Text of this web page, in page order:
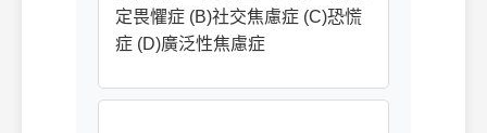
定畏懼症 (B)社交焦慮症 (C)恐慌
症 (D)廣泛性焦慮症